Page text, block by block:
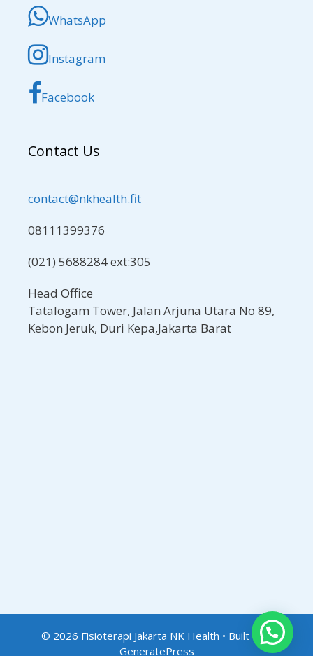
WhatsApp
Instagram
Facebook
Contact Us
contact@nkhealth.fit
08111399376
(021) 5688284 ext:305
Head Office
Tatalogam Tower, Jalan Arjuna Utara No 89,
Kebon Jeruk, Duri Kepa,Jakarta Barat
© 2026 Fisioterapi Jakarta NK Health • Built with
GeneratePress